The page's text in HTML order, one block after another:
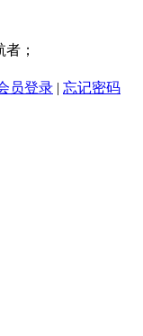
；
员登录 | 忘记密码